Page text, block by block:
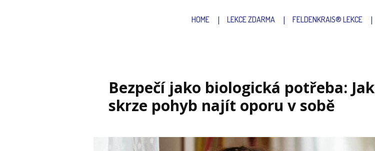
HOME LEKCE ZDARMA FELDENKRAIS® LEKCE
Bezpečí jako biologická potřeba: Jak
skrze pohyb najít oporu v sobě